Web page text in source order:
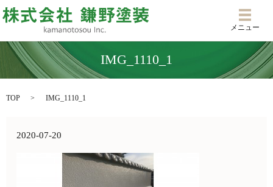
メニ
メニュー
IMG_1110_1
TOP IMG_1110_1
2020-07-20